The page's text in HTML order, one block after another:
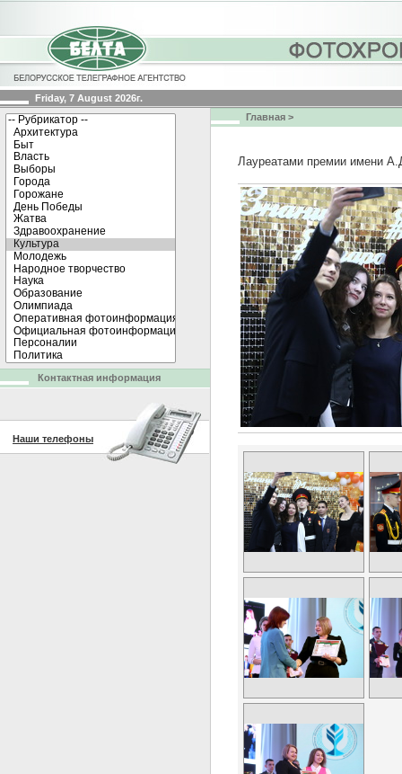
Friday, 7 August 2026г.
Главная >
Лауреатами премии имени
Контактная информация
Наши телефоны